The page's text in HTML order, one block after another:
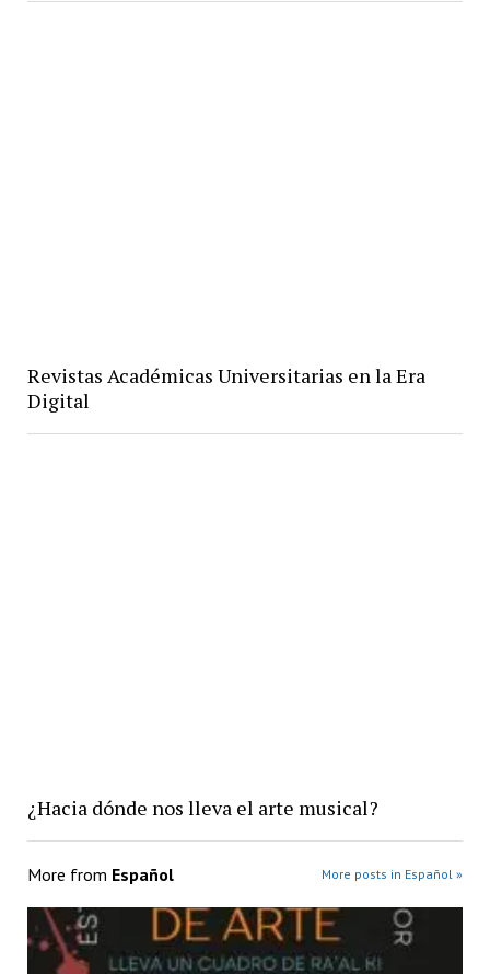
Revistas Académicas Universitarias en la Era
Digital
¿Hacia dónde nos lleva el arte musical?
More from Español More posts in Español »